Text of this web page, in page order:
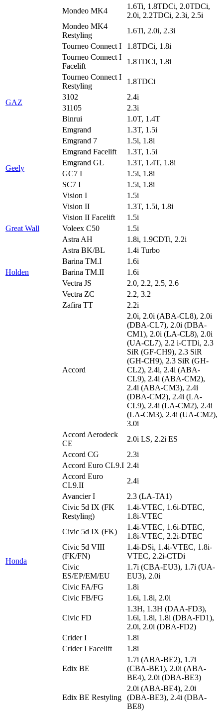
Mondeo MK4
1.6Ti, 1.8TDCi, 2.0TDCi,
2.0i, 2.2TDCi, 2.3i, 2.5i
Mondeo MK4
Restyling
1.6Ti, 2.0i, 2.3i
Tourneo Connect I
1.8TDCi, 1.8i
Tourneo Connect I
Facelift
1.8TDCi, 1.8i
Tourneo Connect I
Restyling
1.8TDCi
GAZ
3102
2.4i
31105
2.3i
Geely
Binrui
1.0T, 1.4T
Emgrand
1.3T, 1.5i
Emgrand 7
1.5i, 1.8i
Emgrand Facelift
1.3T, 1.5i
Emgrand GL
1.3T, 1.4T, 1.8i
GC7 I
1.5i, 1.8i
SC7 I
1.5i, 1.8i
Vision I
1.5i
Vision II
1.3T, 1.5i, 1.8i
Vision II Facelift
1.5i
Great Wall
Voleex C50 1.5i
Holden
Astra AH
1.8i, 1.9CDTi, 2.2i
Astra BK/BL
1.4i Turbo
Barina TM.I
1.6i
Barina TM.II
1.6i
Vectra JS
2.0, 2.2, 2.5, 2.6
Vectra ZC
2.2, 3.2
Zafira TT
2.2i
Honda
Accord
2.0i, 2.0i (ABA-CL8), 2.0i
(DBA-CL7), 2.0i (DBA-
CM1), 2.0i (LA-CL8), 2.0i
(UA-CL7), 2.2 i-CTDi, 2.3
SiR (GF-CH9), 2.3 SiR
(GH-CH9), 2.3 SiR (GH-
CL2), 2.4i, 2.4i (ABA-
CL9), 2.4i (ABA-CM2),
2.4i (ABA-CM3), 2.4i
(DBA-CM2), 2.4i (LA-
CL9), 2.4i (LA-CM2), 2.4i
(LA-CM3), 2.4i (UA-CM2),
3.0i
Accord Aerodeck
CE
2.0i LS, 2.2i ES
Accord CG
2.3i
Accord Euro CL9.I 2.4i
Accord Euro
CL9.II
2.4i
Avancier I
2.3 (LA-TA1)
Civic 5d IX (FK
Restyling)
1.4i-VTEC, 1.6i-DTEC,
1.8i-VTEC
Civic 5d IX (FK)
1.4i-VTEC, 1.6i-DTEC,
1.8i-VTEC, 2.2i-DTEC
Civic 5d VIII
(FK/FN)
1.4i-DSi, 1.4i-VTEC, 1.8i-
VTEC, 2.2i-CTDi
Civic
ES/EP/EM/EU
1.7i (CBA-EU3), 1.7i (UA-
EU3), 2.0i
Civic FA/FG
1.8i
Civic FB/FG
1.6i, 1.8i, 2.0i
Civic FD
1.3H, 1.3H (DAA-FD3),
1.6i, 1.8i, 1.8i (DBA-FD1),
2.0i, 2.0i (DBA-FD2)
Crider I
1.8i
Crider I Facelift
1.8i
Edix BE
1.7i (ABA-BE2), 1.7i
(CBA-BE1), 2.0i (ABA-
BE4), 2.0i (DBA-BE3)
Edix BE Restyling
2.0i (ABA-BE4), 2.0i
(DBA-BE3), 2.4i (DBA-
BE8)